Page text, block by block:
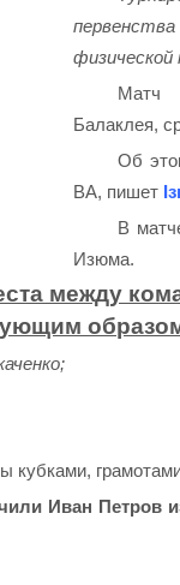
Матч
Балаклея,
Об
ВА, пишет
В
Изюма.
между
кубками,
Иван